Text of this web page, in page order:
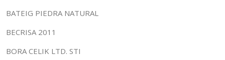
BATEIG PIEDRA NATURAL
BECRISA 2011
BORA CELIK LTD. STI